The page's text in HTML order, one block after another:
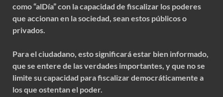
como “alDía” con la capacidad de fiscalizar los poderes
que accionan en la sociedad, sean estos públicos o
privados.
Para el ciudadano, esto significará estar bien informado,
que se entere de las verdades importantes, y que no se
limite su capacidad para fiscalizar democráticamente a
los que ostentan el poder.